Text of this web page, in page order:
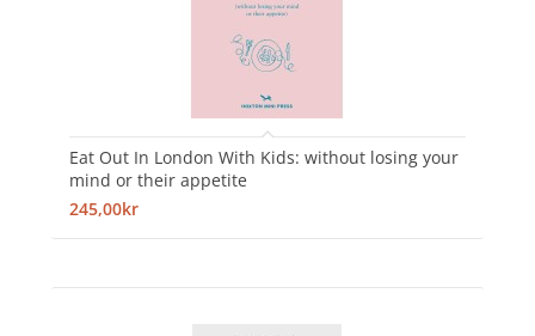
Eat Out In London With Kids: without losing your
mind or their appetite
245,00kr